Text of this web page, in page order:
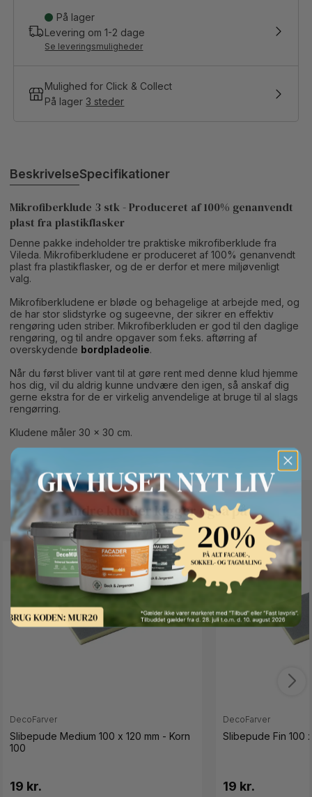
På lager
Levering om1-2 dage
Se leveringsmuligheder
Mulighed for Click & Collect
På lager3 steder
BeskrivelseSpecifikationer
Mikrofiberklude 3 stk - Produceret af 100% genanvendt
plast fra plastikflasker
Denne pakke indeholder tre praktiske mikrofiberklude fra
Vileda. Mikrofiberkludene er produceret af 100% genanvendt
plast fra plastikflasker, og de er derfor et mere miljøvenligt
valg.
Mikrofiberkludene er bløde og behagelige at arbejde med, og
de har stor slidstyrke og sugeevne, der sikrer en effektiv
rengøring uden striber. Mikrofiberkluden er god til den daglige
rengøring, og til andre opgaver som f.eks. aftørring af
overskydende bordpladeolie.
Når du først bliver vant til at gøre rent med denne klud hjemme
hos dig, vil du aldrig kunne undvære den igen, så anskaf dig
gerne ekstra for de er virkelig anvendelige at bruge til al slags
rengørring.
Kludene måler 30 x 30 cm.
Andre kunder kigger også på
DecoFarver
Slibepude Medium 100 x 120 mm - Korn
100
19 kr.
DecoFarver
Slibepude Fin 100
19 kr.
Button Text